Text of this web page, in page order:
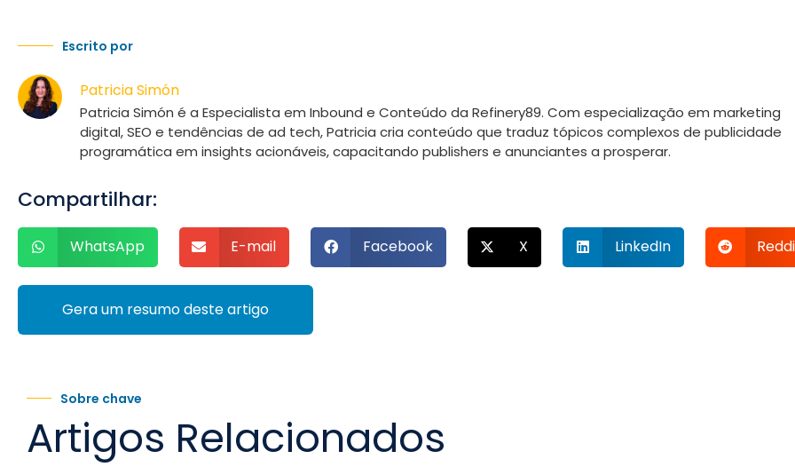
Escrito por
Patricia Simón
Patricia Simón é a Especialista em Inbound e Conteúdo da Refinery89. Com especialização em marketing
digital, SEO e tendências de ad tech, Patricia cria conteúdo que traduz tópicos complexos de publicidade
programática em insights acionáveis, capacitando publishers e anunciantes a prosperar.
Compartilhar:
WhatsApp E-mail Facebook X LinkedIn
Gera um resumo deste artigo
Sobre chave
Artigos Relacionados